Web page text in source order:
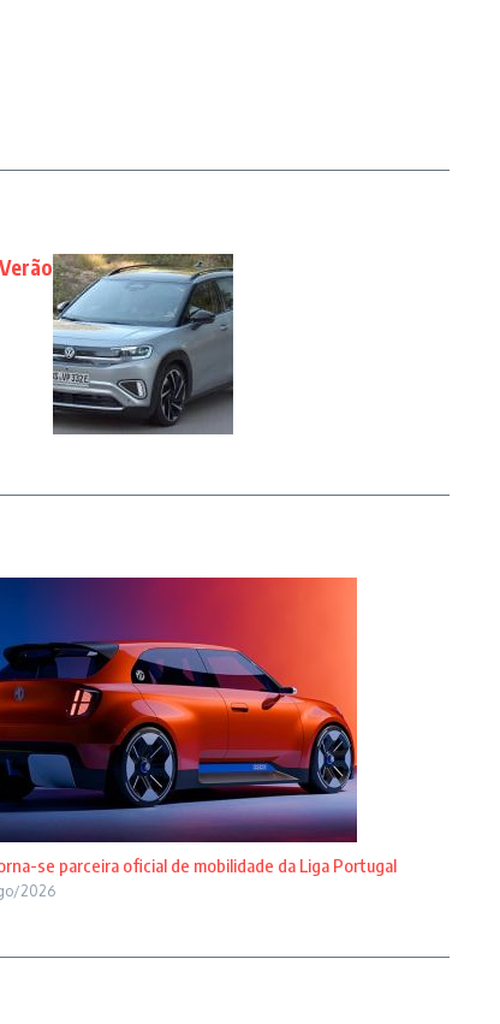
se parceira oficial de mobilidade da Liga Portugal
2026